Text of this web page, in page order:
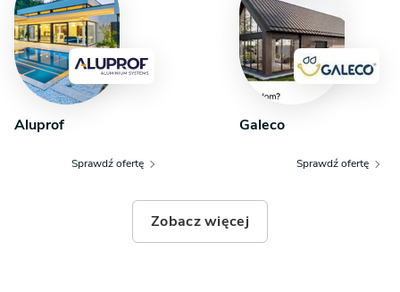
oraz komfortowa łazienka. Uzupełnieniem programu
funkcjonalnego jest osobna toaleta dla gości oraz
kotłownia, która pełni również rolę praktycznego
pomieszczenia gospodarczego.
Aluprof
Sprawdź ofertę
Galeco
Sprawdź ofertę
Zobacz więcej